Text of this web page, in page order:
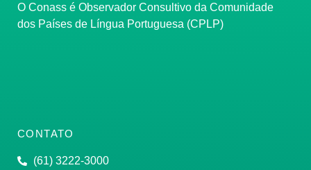
O Conass é Observador Consultivo da Comunidade
dos Países de Língua Portuguesa (CPLP)
CONTATO
(61) 3222-3000